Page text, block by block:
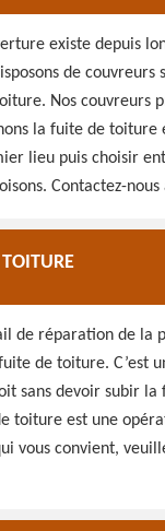
existe depuis
de
Nos couvreurs
la fuite de
lieu puis choisir
Contactez-
TOITURE
de réparation de la
de toiture. C’est
sans devoir subir
toiture est une
vous convient,